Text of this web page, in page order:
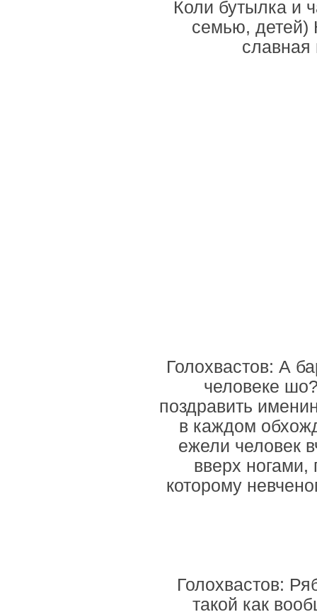
Коли бутылка и
семью, детей)
славная
Голохвастов: А
человеке
поздравить
в каждом
ежели человек
вверх ногами,
которому
Голохвастов:
такой как